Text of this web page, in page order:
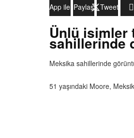
WhatsApp ile Gönder
Paylaş Tweetle
Ünlü isimler
sahillerinde
Meksika sahillerinde
51 yaşındaki Moore,